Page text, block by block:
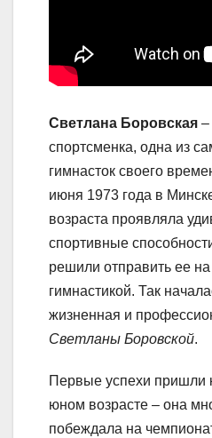
Светлана Боровская –
спортсменка, одна из
гимнасток своего
июня 1973 года в
возраста проявляла
спортивные
решили отправить ее на
гимнастикой. Так
жизненная и
Светланы Боровской.
Первые успехи пришли
юном возрасте – она
побеждала на